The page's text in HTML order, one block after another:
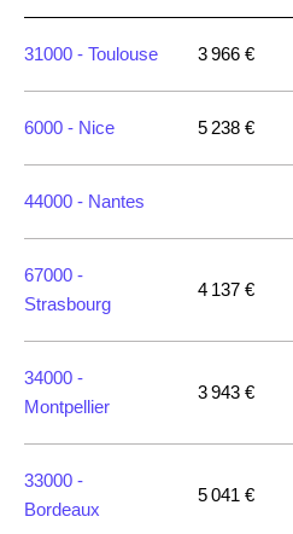
31000 - Toulouse 3 966 €
6000 - Nice 5 238 €
44000 - Nantes
67000 -
Strasbourg
4 137 €
34000 -
Montpellier
3 943 €
33000 -
Bordeaux
5 041 €